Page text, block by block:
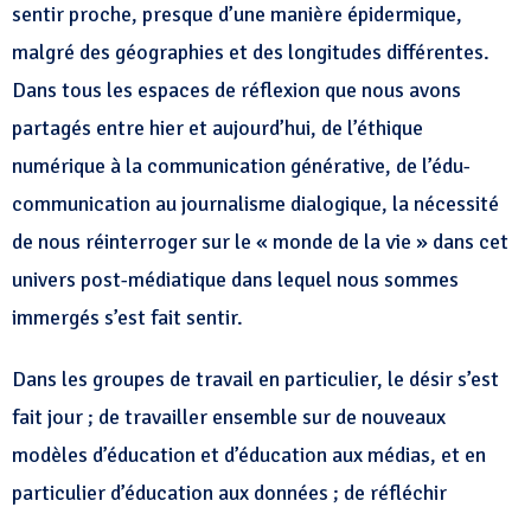
sentir proche, presque d’une manière épidermique,
malgré des géographies et des longitudes différentes.
Dans tous les espaces de réflexion que nous avons
partagés entre hier et aujourd’hui, de l’éthique
numérique à la communication générative, de l’édu-
communication au journalisme dialogique, la nécessité
de nous réinterroger sur le « monde de la vie » dans cet
univers post-médiatique dans lequel nous sommes
immergés s’est fait sentir.
Dans les groupes de travail en particulier, le désir s’est
fait jour ; de travailler ensemble sur de nouveaux
modèles d’éducation et d’éducation aux médias, et en
particulier d’éducation aux données ; de réfléchir